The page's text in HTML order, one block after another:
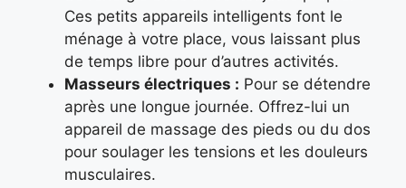
Ces petits appareils intelligents font le
ménage à votre place, vous laissant plus
de temps libre pour d’autres activités.
Masseurs électriques : Pour se détendre
après une longue journée. Offrez-lui un
appareil de massage des pieds ou du dos
pour soulager les tensions et les douleurs
musculaires.